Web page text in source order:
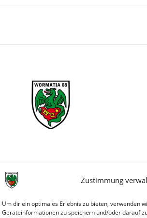
Zustimmung
Um dir ein optimales Erlebnis zu bieten, verwenden
Geräteinformationen zu speichern und/oder darauf